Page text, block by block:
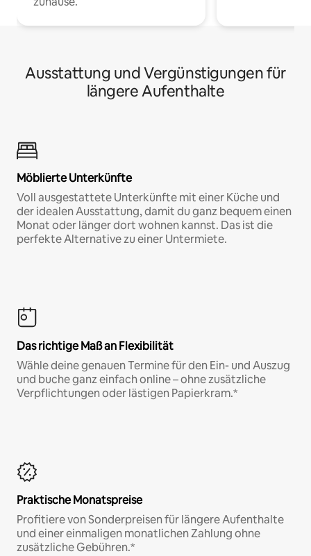
Ausstattung und Vergünstigungen für
längere Aufenthalte
Möblierte Unterkünfte
Voll ausgestattete Unterkünfte mit einer Küche und
der idealen Ausstattung, damit du ganz bequem einen
Monat oder länger dort wohnen kannst. Das ist die
perfekte Alternative zu einer Untermiete.
Das richtige Maß an Flexibilität
Wähle deine genauen Termine für den Ein- und Auszug
und buche ganz einfach online – ohne zusätzliche
Verpflichtungen oder lästigen Papierkram.*
Praktische Monatspreise
Profitiere von Sonderpreisen für längere Aufenthalte
und einer einmaligen monatlichen Zahlung ohne
zusätzliche Gebühren.*